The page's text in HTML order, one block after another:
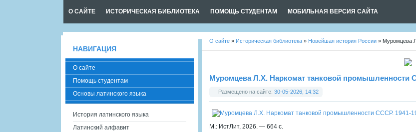
О САЙТЕ ИСТОРИЧЕСКАЯ БИБЛИОТЕКА ПОМОЩЬ СТУДЕНТАМ МОБИЛЬНАЯ ВЕРСИЯ САЙТА
О сайте » Историческая библиотека » Новейшая история России » Муромцева
Муромцева Л.Х. Наркомат танковой промышленности
Размещено на сайте: 30-05-2026, 14:32
М.: ИстЛит, 2026. — 664 с.
НАВИГАЦИЯ
О сайте
Помощь студентам
Основы латинского языка
История латинского языка
Латинский алфавит